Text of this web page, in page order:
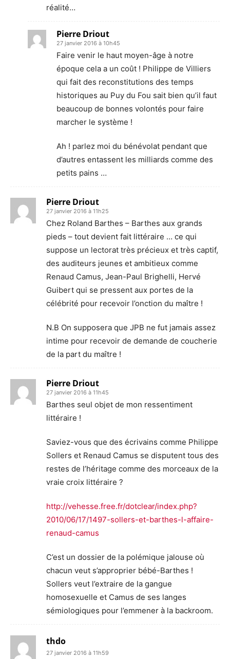
réalité…
Pierre Driout
27 janvier 2016 à 10h45
Faire venir le haut moyen-âge à notre
époque cela a un coût ! Philippe de Villiers
qui fait des reconstitutions des temps
historiques au Puy du Fou sait bien qu’il faut
beaucoup de bonnes volontés pour faire
marcher le système !
Ah ! parlez moi du bénévolat pendant que
d’autres entassent les milliards comme des
petits pains …
Pierre Driout
27 janvier 2016 à 11h25
Chez Roland Barthes – Barthes aux grands
pieds – tout devient fait littéraire … ce qui
suppose un lectorat très précieux et très captif,
des auditeurs jeunes et ambitieux comme
Renaud Camus, Jean-Paul Brighelli, Hervé
Guibert qui se pressent aux portes de la
célébrité pour recevoir l’onction du maître !
N.B On supposera que JPB ne fut jamais assez
intime pour recevoir de demande de coucherie
de la part du maître !
Pierre Driout
27 janvier 2016 à 11h45
Barthes seul objet de mon ressentiment
littéraire !
Saviez-vous que des écrivains comme Philippe
Sollers et Renaud Camus se disputent tous des
restes de l’héritage comme des morceaux de la
vraie croix littéraire ?
http://vehesse.free.fr/dotclear/index.php?
2010/06/17/1497-sollers-et-barthes-l-affaire-
renaud-camus
C’est un dossier de la polémique jalouse où
chacun veut s’approprier bébé-Barthes !
Sollers veut l’extraire de la gangue
homosexuelle et Camus de ses langes
sémiologiques pour l’emmener à la backroom.
thdo
27 janvier 2016 à 11h59